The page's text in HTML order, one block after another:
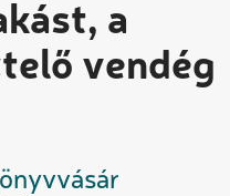
a
vendég